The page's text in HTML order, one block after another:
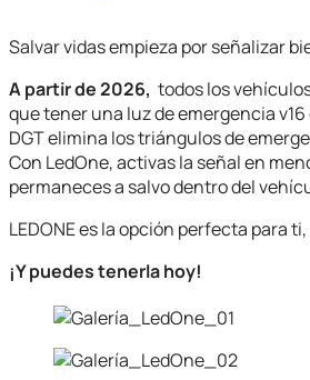
Salvar vidas empieza por señalizar
A partir de 2026, todos los
que tener una luz de emergencia
DGT elimina los triángulos de
Con LedOne, activas la señal en
permaneces a salvo dentro del
LEDONE es la opción perfecta para
¡Y puedes tenerla hoy!